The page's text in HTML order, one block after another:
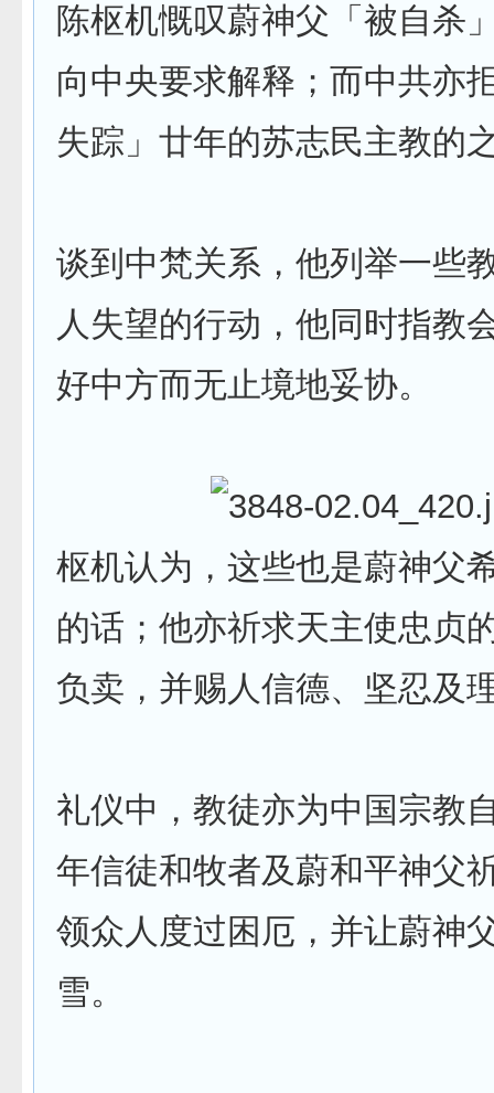
陈枢机慨叹蔚神父「被自杀
向中央要求解释；而中共亦
失踪」廿年的苏志民主教的
谈到中梵关系，他列举一些
人失望的行动，他同时指教
好中方而无止境地妥协。
枢机认为，这些也是蔚神父
的话；他亦祈求天主使忠贞
负卖，并赐人信德、坚忍及
礼仪中，教徒亦为中国宗教
年信徒和牧者及蔚和平神父
领众人度过困厄，并让蔚神
雪。